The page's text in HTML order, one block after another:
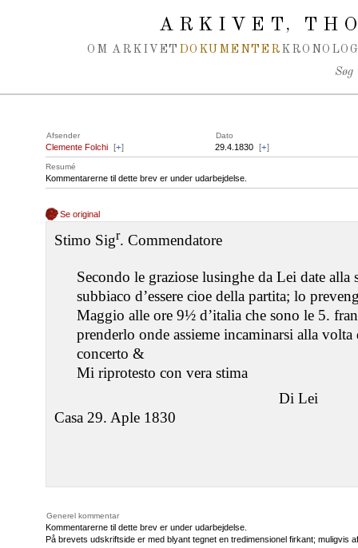
ARKIVET,
OM ARKIVET DOKUMENTER
Søg
Afsender Dato
Clemente Folchi [+] 29.4.1830 [+]
Resumé
Kommentarerne til dette brev er under udarbejdelse.
Se original
Stimo Sigr. Commendatore
Secondo le graziose lusinghe da Lei date
subbiaco d’essere cioe della partita; lo
Maggio alle ore 9½ d’italia che sono le 5.
prenderlo onde assieme incaminarsi alla
concerto &
Mi riprotesto con vera stima
Di Lei
Casa 29. Aple 1830
Generel kommentar
Kommentarerne til dette brev er under udarbejdelse.
På brevets udskriftside er med blyant tegnet en tredimensionel firkant; muligvis